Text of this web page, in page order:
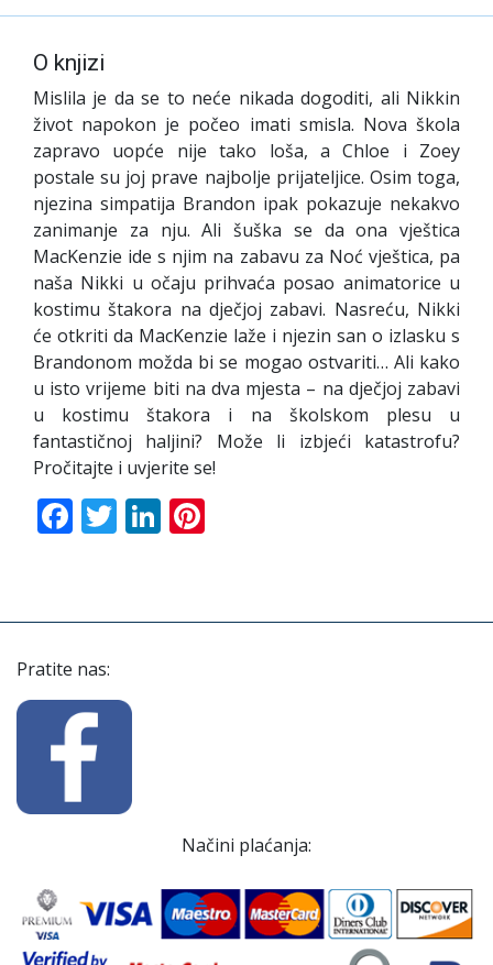
O knjizi
Mislila je da se to neće nikada dogoditi, ali Nikkin
život napokon je počeo imati smisla. Nova škola
zapravo uopće nije tako loša, a Chloe i Zoey
postale su joj prave najbolje prijateljice. Osim toga,
njezina simpatija Brandon ipak pokazuje nekakvo
zanimanje za nju. Ali šuška se da ona vještica
MacKenzie ide s njim na zabavu za Noć vještica, pa
naša Nikki u očaju prihvaća posao animatorice u
kostimu štakora na dječjoj zabavi. Nasreću, Nikki
će otkriti da MacKenzie laže i njezin san o izlasku s
Brandonom možda bi se mogao ostvariti… Ali kako
u isto vrijeme biti na dva mjesta – na dječjoj zabavi
u kostimu štakora i na školskom plesu u
fantastičnoj haljini? Može li izbjeći katastrofu?
Pročitajte i uvjerite se!
Facebook
TwitterLinkedIn
Pratite nas:
Načini plaćanja: